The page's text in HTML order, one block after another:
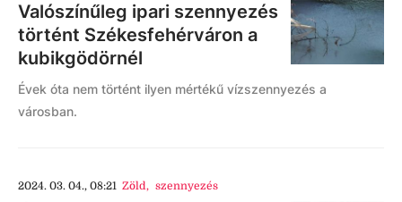
Valószínűleg ipari szennyezés
történt Székesfehérváron a
kubikgödörnél
Évek óta nem történt ilyen mértékű vízszennyezés a
városban.
2024. 03. 04., 08:21 Zöld, szennyezés